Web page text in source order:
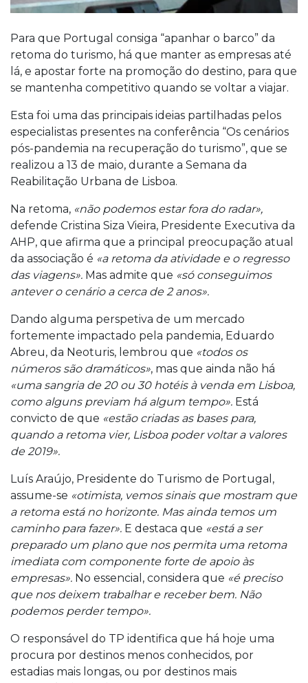
Para que Portugal consiga “apanhar o barco” da
retoma do turismo, há que manter as empresas até
lá, e apostar forte na promoção do destino, para que
se mantenha competitivo quando se voltar a viajar.
Esta foi uma das principais ideias partilhadas pelos
especialistas presentes na conferência “Os cenários
pós-pandemia na recuperação do turismo”, que se
realizou a 13 de maio, durante a Semana da
Reabilitação Urbana de Lisboa.
Na retoma, «não podemos estar fora do radar»,
defende Cristina Siza Vieira, Presidente Executiva da
AHP, que afirma que a principal preocupação atual
da associação é «a retoma da atividade e o regresso
das viagens». Mas admite que «só conseguimos
antever o cenário a cerca de 2 anos».
Dando alguma perspetiva de um mercado
fortemente impactado pela pandemia, Eduardo
Abreu, da Neoturis, lembrou que «todos os
números são dramáticos», mas que ainda não há
«uma sangria de 20 ou 30 hotéis à venda em Lisboa,
como alguns previam há algum tempo». Está
convicto de que «estão criadas as bases para,
quando a retoma vier, Lisboa poder voltar a valores
de 2019».
Luís Araújo, Presidente do Turismo de Portugal,
assume-se «otimista, vemos sinais que mostram que
a retoma está no horizonte. Mas ainda temos um
caminho para fazer». E destaca que «está a ser
preparado um plano que nos permita uma retoma
imediata com componente forte de apoio às
empresas». No essencial, considera que «é preciso
que nos deixem trabalhar e receber bem. Não
podemos perder tempo».
O responsável do TP identifica que há hoje uma
procura por destinos menos conhecidos, por
estadias mais longas, ou por destinos mais